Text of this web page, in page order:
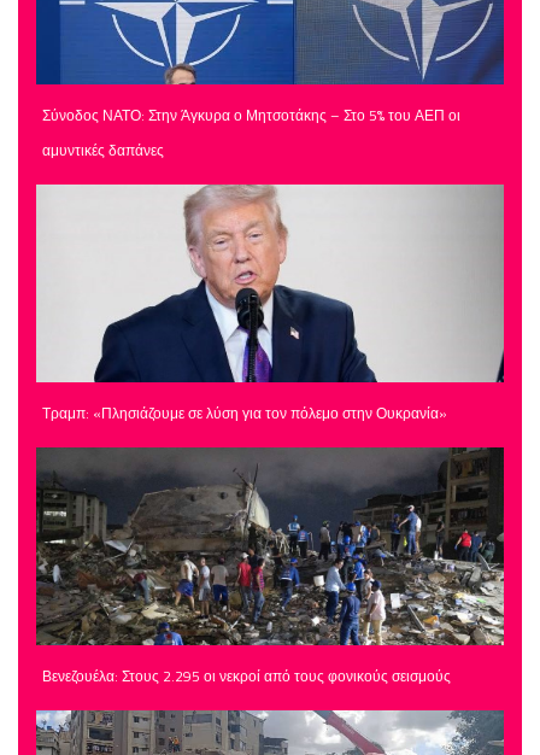
Σύνοδος ΝΑΤΟ: Στην Άγκυρα ο Μητσοτάκης – Στο 5% του ΑΕΠ οι
αμυντικές δαπάνες
Τραμπ: «Πλησιάζουμε σε λύση για τον πόλεμο στην Ουκρανία»
Βενεζουέλα: Στους 2.295 οι νεκροί από τους φονικούς σεισμούς